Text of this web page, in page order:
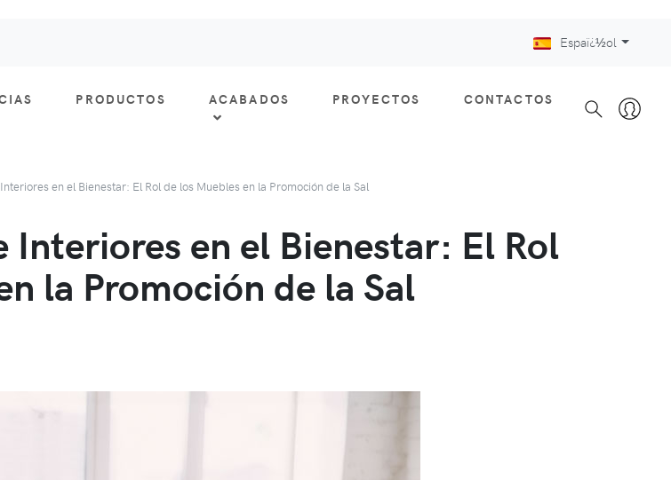
Espaï¿½ol
PRODUCTOS ACABADOS PROYECTOS CONTACTOS
en el Bienestar: El Rol de los Muebles en la Promoción de la Sal
en el Bienestar: El Rol
la Promoción de la Sal